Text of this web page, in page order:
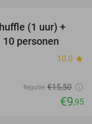
36%
(1 uur) +
personen
10.0 star
Regulier €15,50
€9,95